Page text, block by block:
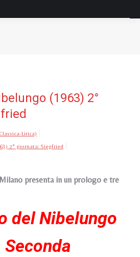
(1963) 2°
Lirica)
2° giornata: Siegfried
presenta in un prologo e tre
del Nibelungo